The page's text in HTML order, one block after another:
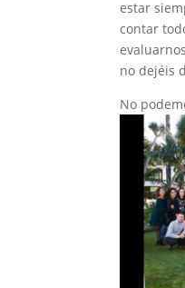
estar
contar
no dejéis
No